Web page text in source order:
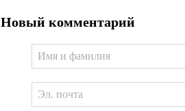
Новый комментарий